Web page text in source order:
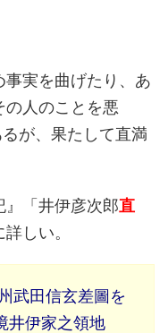
実を曲げたり、あ
の人のことを悪
が、果たして直満
』「井伊彦次郎直
詳しい。
武田信玄差圖を
井伊家之領地